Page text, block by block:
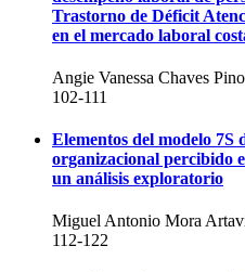
Trastorno de Déficit
en el mercado laboral
Angie Vanessa Chaves Pino
102-111
Elementos del modelo 7S
organizacional percibido
un análisis exploratorio
Miguel Antonio Mora
112-122